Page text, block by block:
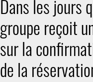
Dans les jours
groupe reçoit
sur la
de la